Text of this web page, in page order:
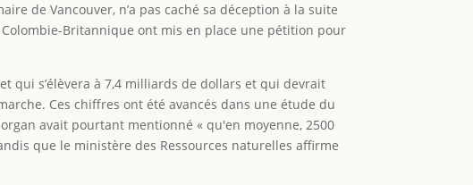
de Vancouver, n’a pas caché sa déception à la suite
Britannique ont mis en place une pétition pour
qui s’élèvera à 7,4 milliards de dollars et qui devrait
Ces chiffres ont été avancés dans une étude du
avait pourtant mentionné « qu'en moyenne, 2500
que le ministère des Ressources naturelles affirme